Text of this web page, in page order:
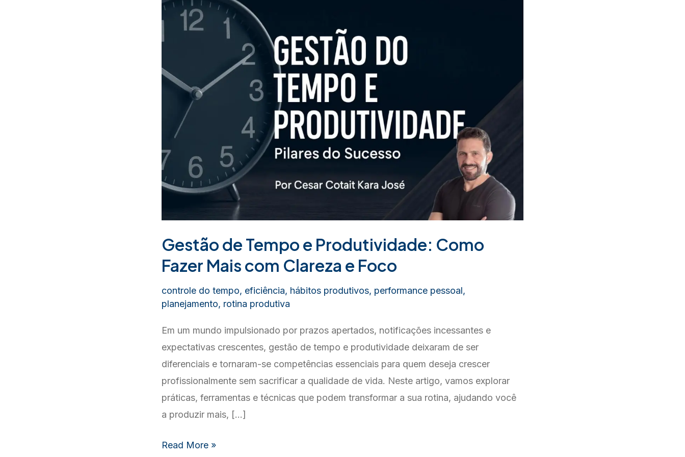
Gestão de Tempo e Produtividade: Como
Fazer Mais com Clareza e Foco
controle do tempo, eficiência, hábitos produtivos, performance pessoal,
planejamento, rotina produtiva
Em um mundo impulsionado por prazos apertados, notificações incessantes e
expectativas crescentes, gestão de tempo e produtividade deixaram de ser
diferenciais e tornaram-se competências essenciais para quem deseja crescer
profissionalmente sem sacrificar a qualidade de vida. Neste artigo, vamos explorar
práticas, ferramentas e técnicas que podem transformar a sua rotina, ajudando você
a produzir mais, […]
Gestão
Read More »